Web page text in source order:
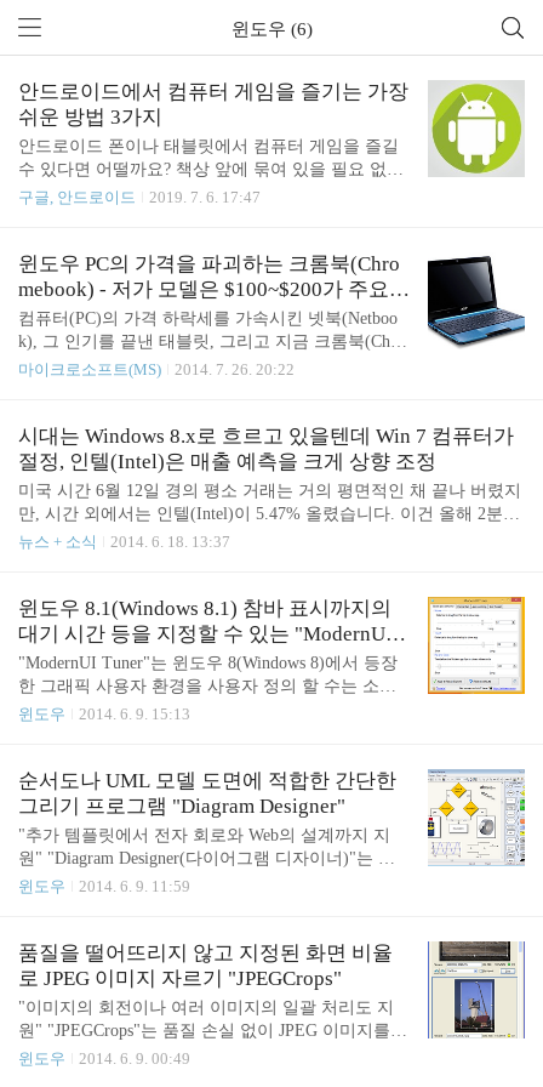
윈도우 (6)
안드로이드에서 컴퓨터 게임을 즐기는 가장
쉬운 방법 3가지
안드로이드 폰이나 태블릿에서 컴퓨터 게임을 즐길
수 있다면 어떨까요? 책상 앞에 묶여 있을 필요 없이
언제 어디서나 자유롭게 PC용 게임을 즐길 수 있겠
더 깊이 있고 본격적인 게임을 즐기고 싶다면 PC 게
임만한게 없죠. 혹시 안드로이드에서 컴퓨터 게임을
즐겨 보신 적이 있으신가요? 생각만 하고 아직 시도
는 해보지 않으셨다구요? 그렇다면 이번 기회에 시도
해보시는 건 어떨까요? 아래에서 안드로이드에서 컴
퓨터 게임을 즐기는 방법을 살펴보겠습니다. 방법 1.
먼저 플레이하려는 게임의 안드로이드 이식 버전이
있는지 찾아보세요. 소개할 방법 가운데 가장 쉬운
방법..
구글, 안드로이드 2019. 7. 6. 17:47
윈도우 PC의 가격을 파괴하는 크롬북(Chro
mebook) - 저가 모델은 $100~$200가 주요
격전지로
컴퓨터(PC)의 가격 하락세를 가속시킨 넷북(Netboo
k), 그 인기를 끝낸 태블릿, 그리고 지금 크롬북(Chro
mebook)이 등장함에 따라 윈도우 PC는 새로운 저가
하고 있는가. 2007~2008년경에 주목을 받다가, 그로
부터 2~3년 후 조용히 사라져간 저가격 노트 PC 제품
의 총칭이다. 액정 화면이 작고, CPU로는 인텔 아톰
(Intel Atom)을 탑재하는 등 하드웨어의 제약이 컸지
만, 그 때까지 가격이 아무리 싸다 해도 1,000 달러
(약 100만원)에 가까운 노트북 PC의 가격을 한결 같
이후 PC 시장에 미친 영향이 매우 ..
마이크로소프트(MS) 2014. 7. 26. 20:22
시대는 Windows 8.x로 흐르고 있을텐데 Win 7 컴퓨터가
절정, 인텔(Intel)은 매출 예측을 크게 상향 조정
미국 시간 6월 12일 경의 평소 거래는 거의 평면적인 채 끝나 버렸지
만, 시간 외에서는 인텔(Intel)이 5.47% 올렸습니다. 이건 올해 2분기
와 전체 연도 매출에 대한 강세의 지침과, 매출 총 이익의 작은 변화
난 140억이라는 선은 지금까지의 최저 지침에서 125억 달러를 훨씬
웃돕니다. Yahoo Finance (야후 금융)에 따르면, 이 분기의 합의 예보
는 130.2억 달러였기 때문에, 인텔은 이것도 손쉽게 넘어 버립니다.
모든 연도의 매출은 제자리 걸음일 것이라는 예상부터 증가로 돌아
섰습니다. 총 이익율 예상도 1% 증가해서 64% 전후가 되었습니다.
..
뉴스 + 소식 2014. 6. 18. 13:37
윈도우 8.1(Windows 8.1) 참바 표시까지의
대기 시간 등을 지정할 수 있는 "ModernUI T
uner"
"ModernUI Tuner"는 윈도우 8(Windows 8)에서 등장
한 그래픽 사용자 환경을 사용자 정의 할 수는 소프
트웨어입니다. 64비트 버전을 포함, 윈도우 8.1 업데
서 다운로드 할 수 있습니다. 사용자 지정할 수 있는
항목은 4개의 탭으로 나뉘어 있으며, [Close apps beha
vior] 탭에서 Windows 스토어 앱을 닫을 때의 작업에
대해 사용자 정의할 수 있습니다. 앱을 닫기 위해서,
화면 위로 부터 아래로 미는 스와이프, 혹은 드래그
하는 거리 등도 개별적으로 설정할 수 있습니다. 또
우스 커서를 이동한 ..
윈도우 2014. 6. 9. 15:13
순서도나 UML 모델 도면에 적합한 간단한
그리기 프로그램 "Diagram Designer"
"추가 템플릿에서 전자 회로와 Web의 설계까지 지
원" "Diagram Designer(다이어그램 디자이너)"는 순
서도나 UML 모델의 도면에 적합한 간단한 드로잉
아래의 공식 웹사이트에서 다운로드 할 수 있습니다.
이 소프트웨어는 드래그 앤 드롭으로 쉽게 순서도를
그릴 수 있는 벡터 그래픽 도구입니다. 사용하려면
먼저 화면 오른쪽에 있는 템플릿 팔레트에서 도형이
나 커넥터(선)를 드래그 앤 드롭으로 추가해 나갑니
다. 이미지 파일을 드래그 앤 드롭하여 추가 할 수 있
윈도우 2014. 6. 9. 11:59
품질을 떨어뜨리지 않고 지정된 화면 비율
로 JPEG 이미지 자르기 "JPEGCrops"
"이미지의 회전이나 여러 이미지의 일괄 처리도 지
원" "JPEGCrops"는 품질 손실 없이 JPEG 이미지를
자를 수 있는 프로그램입니다. 기부를 환영하는 무료
윈도우 2014. 6. 9. 00:49